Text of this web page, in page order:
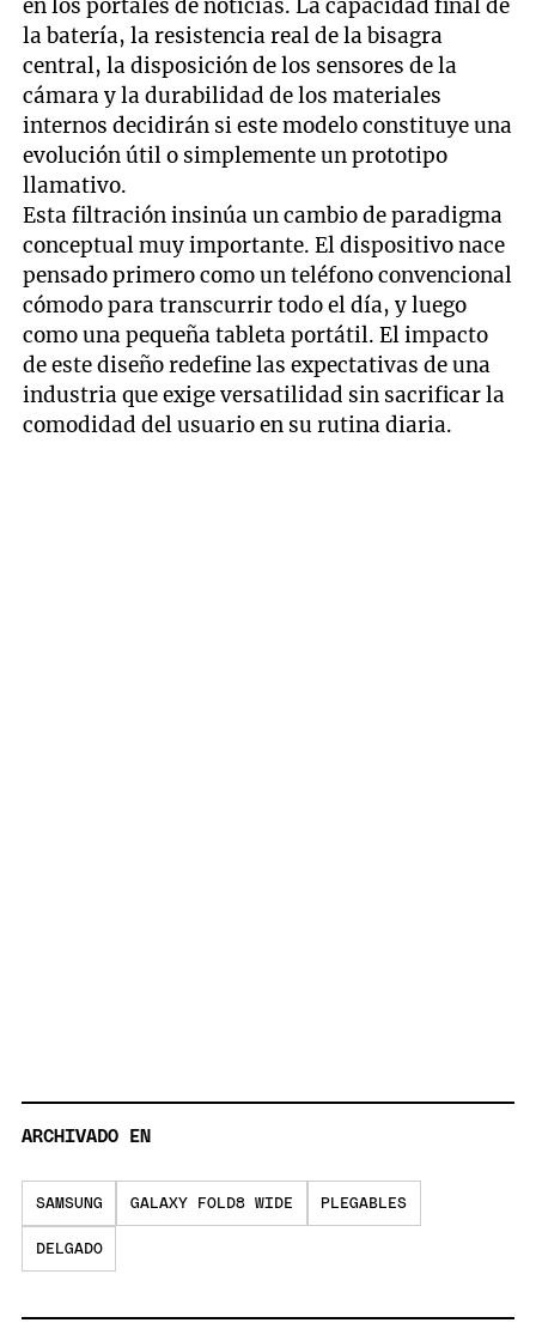
en los portales de noticias. La capacidad final de
la batería, la resistencia real de la bisagra
central, la disposición de los sensores de la
cámara y la durabilidad de los materiales
internos decidirán si este modelo constituye una
evolución útil o simplemente un prototipo
llamativo.
Esta filtración insinúa un cambio de paradigma
conceptual muy importante. El dispositivo nace
pensado primero como un teléfono convencional
cómodo para transcurrir todo el día, y luego
como una pequeña tableta portátil. El impacto
de este diseño redefine las expectativas de una
industria que exige versatilidad sin sacrificar la
comodidad del usuario en su rutina diaria.
ARCHIVADO EN
SAMSUNG GALAXY FOLD8 WIDE PLEGABLES
DELGADO